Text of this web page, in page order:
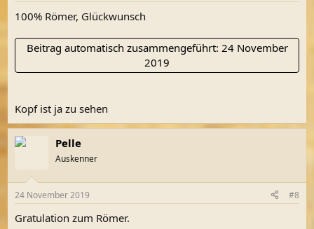
100% Römer, Glückwunsch
Beitrag automatisch zusammengeführt: 24 November
2019
Kopf ist ja zu sehen
Pelle
Auskenner
24 November 2019 #8
Gratulation zum Römer.